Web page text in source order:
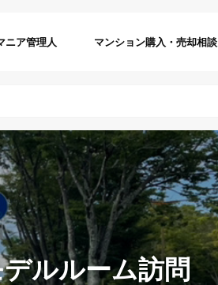
ニア管理人 マンション購入・売却相談
デルルーム訪問